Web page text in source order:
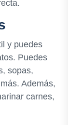
y puedes
Puedes
sopas,
Además,
carnes,